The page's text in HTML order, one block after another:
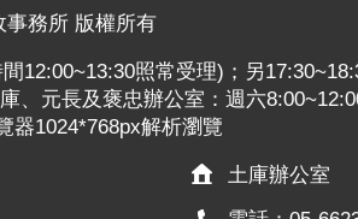
事務所 版權所有
間12:00~13:30照常受理)；另
、元長及褒忠辦公室：週六
器1024*768px解析瀏覽
土庫辦公室